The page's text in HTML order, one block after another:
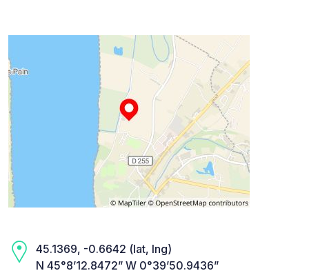
45.1369, -0.6642 (lat, lng)
N 45°8’12.8472” W 0°39’50.9436”